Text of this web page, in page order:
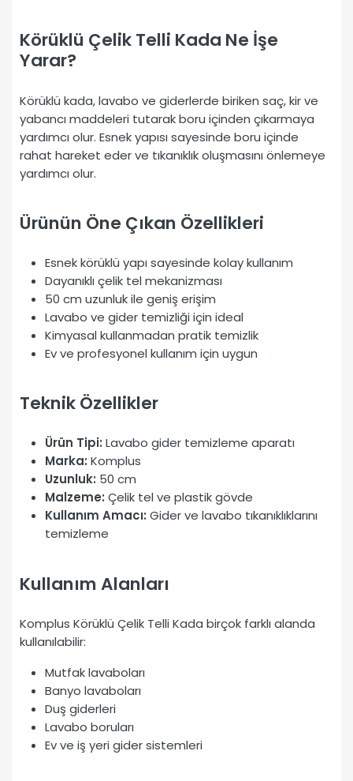
Körüklü Çelik Telli Kada Ne İşe
Yarar?
Körüklü kada, lavabo ve giderlerde biriken saç, kir ve
yabancı maddeleri tutarak boru içinden çıkarmaya
yardımcı olur. Esnek yapısı sayesinde boru içinde
rahat hareket eder ve tıkanıklık oluşmasını önlemeye
yardımcı olur.
Ürünün Öne Çıkan Özellikleri
Esnek körüklü yapı sayesinde kolay kullanım
Dayanıklı çelik tel mekanizması
50 cm uzunluk ile geniş erişim
Lavabo ve gider temizliği için ideal
Kimyasal kullanmadan pratik temizlik
Ev ve profesyonel kullanım için uygun
Teknik Özellikler
Ürün Tipi: Lavabo gider temizleme aparatı
Marka: Komplus
Uzunluk: 50 cm
Malzeme: Çelik tel ve plastik gövde
Kullanım Amacı: Gider ve lavabo tıkanıklıklarını
temizleme
Kullanım Alanları
Komplus Körüklü Çelik Telli Kada birçok farklı alanda
kullanılabilir:
Mutfak lavaboları
Banyo lavaboları
Duş giderleri
Lavabo boruları
Ev ve iş yeri gider sistemleri